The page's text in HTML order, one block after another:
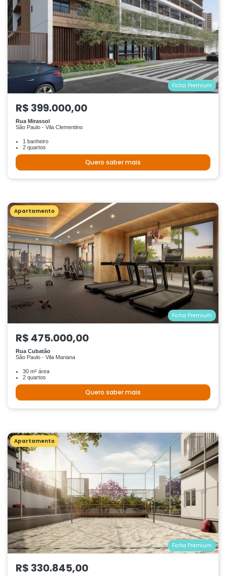
Ficha Premium
R$ 399.000,00
Rua Mirassol
São Paulo - Vila Clementino
1 banheiro
2 quartos
Quero saber mais
Apartamento
Ficha Premium
R$ 475.000,00
Rua Cubatão
São Paulo - Vila Mariana
30 m² área
2 quartos
Quero saber mais
Apartamento
Ficha Premium
R$ 330.845,00